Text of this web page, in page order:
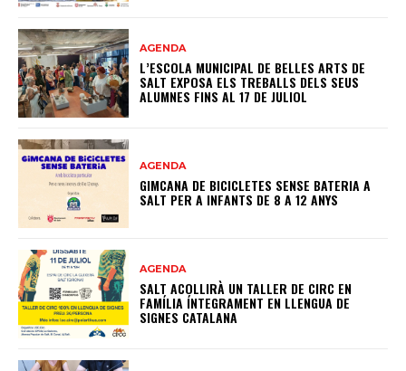
AGENDA
L’ESCOLA MUNICIPAL DE BELLES ARTS DE
SALT EXPOSA ELS TREBALLS DELS SEUS
ALUMNES FINS AL 17 DE JULIOL
AGENDA
GIMCANA DE BICICLETES SENSE BATERIA A
SALT PER A INFANTS DE 8 A 12 ANYS
AGENDA
SALT ACOLLIRÀ UN TALLER DE CIRC EN
FAMÍLIA ÍNTEGRAMENT EN LLENGUA DE
SIGNES CATALANA